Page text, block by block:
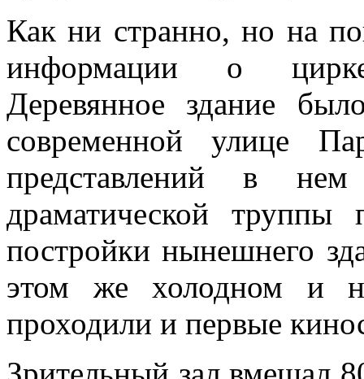
Как ни странно, но на
информации о
Деревянное здание
современной улице
представлений в нем
драматической
постройки нынешнего
этом же холодном и
проходили и первые